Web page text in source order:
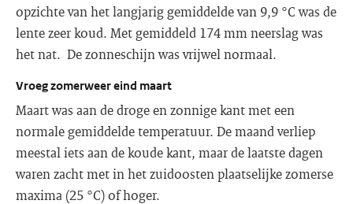
opzichte van het langjarig gemiddelde van 9,9 °C was de
lente zeer koud. Met gemiddeld 174 mm neerslag was
het nat. De zonneschijn was vrijwel normaal.
Vroeg zomerweer eind maart
Maart was aan de droge en zonnige kant met een
normale gemiddelde temperatuur. De maand verliep
meestal iets aan de koude kant, maar de laatste dagen
waren zacht met in het zuidoosten plaatselijke zomerse
maxima (25 °C) of hoger.